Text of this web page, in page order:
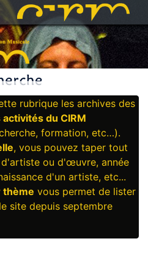
rubrique les archives des
activités du CIRM
formation, etc…).
, vous pouvez taper tout
ou d'œuvre, année
d'un artiste, etc...
thème vous permet de lister
site depuis septembre